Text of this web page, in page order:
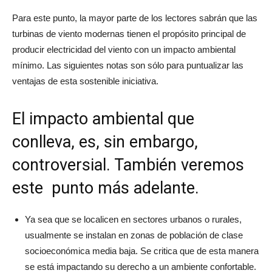
Para este punto, la mayor parte de los lectores sabrán que las
turbinas de viento modernas tienen el propósito principal de
producir electricidad del viento con un impacto ambiental
mínimo. Las siguientes notas son sólo para puntualizar las
ventajas de esta sostenible iniciativa.
El impacto ambiental que
conlleva, es, sin embargo,
controversial. También veremos
este punto más adelante.
Ya sea que se localicen en sectores urbanos o rurales,
usualmente se instalan en zonas de población de clase
socioeconómica media baja. Se critica que de esta manera
se está impactando su derecho a un ambiente confortable.